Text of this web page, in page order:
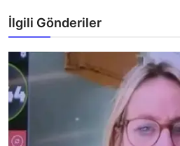
İlgili Gönderiler